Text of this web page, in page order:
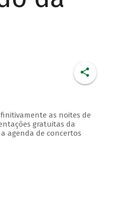
as noites de
gratuitas da
agenda de concertos